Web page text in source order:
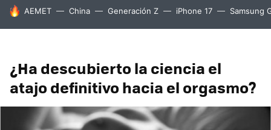
HOY SE HABLA DE
AEMET China Generación Z iPhone 17 Samsung
¿Ha descubierto la ciencia el
atajo definitivo hacia el orgasmo?